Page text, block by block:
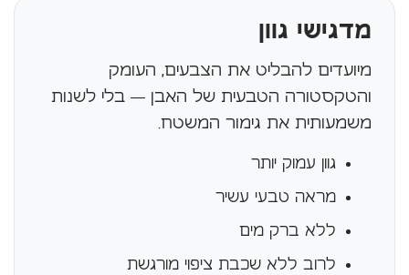
מדגישי גוון
מיועדים להבליט את הצבעים, העומק
והטקסטורה הטבעית של האבן — בלי לשנות
משמעותית את גימור המשטח.
גוון עמוק יותר
מראה טבעי עשיר
ללא ברק מים
לרוב ללא שכבת ציפוי מורגשת